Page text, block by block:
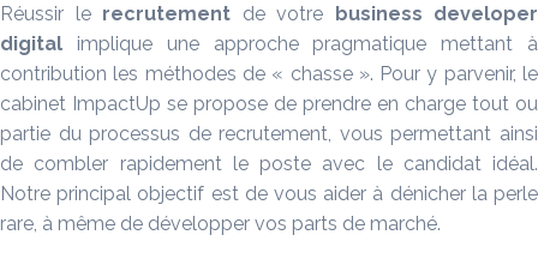
Réussir lerecrutement de votre business developer
digital implique une approche pragmatique mettant à
contribution les méthodes de « chasse ». Pour y parvenir, le
cabinet ImpactUp se propose de prendre en charge tout ou
partie du processus de recrutement, vous permettant ainsi
de combler rapidement le poste avec le candidat idéal.
Notre principal objectif est de vous aider à dénicher la perle
rare, à même de développer vos parts de marché.